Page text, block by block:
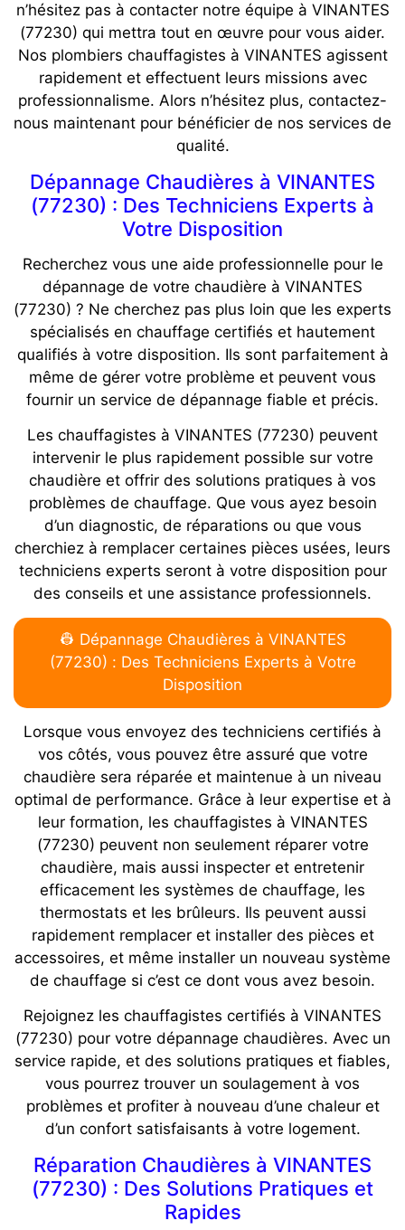
n’hésitez pas à contacter notre équipe à VINANTES
(77230) qui mettra tout en œuvre pour vous aider.
Nos plombiers chauffagistes à VINANTES agissent
rapidement et effectuent leurs missions avec
professionnalisme. Alors n’hésitez plus, contactez-
nous maintenant pour bénéficier de nos services de
qualité.
Dépannage Chaudières à VINANTES
(77230) : Des Techniciens Experts à
Votre Disposition
Recherchez vous une aide professionnelle pour le
dépannage de votre chaudière à VINANTES
(77230) ? Ne cherchez pas plus loin que les experts
spécialisés en chauffage certifiés et hautement
qualifiés à votre disposition. Ils sont parfaitement à
même de gérer votre problème et peuvent vous
fournir un service de dépannage fiable et précis.
Les chauffagistes à VINANTES (77230) peuvent
intervenir le plus rapidement possible sur votre
chaudière et offrir des solutions pratiques à vos
problèmes de chauffage. Que vous ayez besoin
d’un diagnostic, de réparations ou que vous
cherchiez à remplacer certaines pièces usées, leurs
techniciens experts seront à votre disposition pour
des conseils et une assistance professionnels.
👷 Dépannage Chaudières à VINANTES
(77230) : Des Techniciens Experts à Votre
Disposition
Lorsque vous envoyez des techniciens certifiés à
vos côtés, vous pouvez être assuré que votre
chaudière sera réparée et maintenue à un niveau
optimal de performance. Grâce à leur expertise et à
leur formation, les chauffagistes à VINANTES
(77230) peuvent non seulement réparer votre
chaudière, mais aussi inspecter et entretenir
efficacement les systèmes de chauffage, les
thermostats et les brûleurs. Ils peuvent aussi
rapidement remplacer et installer des pièces et
accessoires, et même installer un nouveau système
de chauffage si c’est ce dont vous avez besoin.
Rejoignez les chauffagistes certifiés à VINANTES
(77230) pour votre dépannage chaudières. Avec un
service rapide, et des solutions pratiques et fiables,
vous pourrez trouver un soulagement à vos
problèmes et profiter à nouveau d’une chaleur et
d’un confort satisfaisants à votre logement.
Réparation Chaudières à VINANTES
(77230) : Des Solutions Pratiques et
Rapides